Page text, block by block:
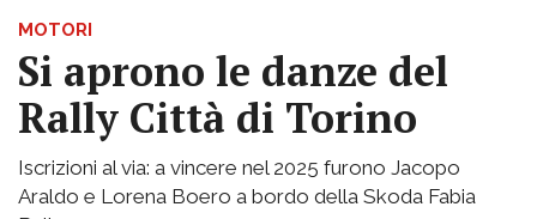
MOTORI
Si aprono le danze del
Rally Città di Torino
Iscrizioni al via: a vincere nel 2025 furono Jacopo
Araldo e Lorena Boero a bordo della Skoda Fabia